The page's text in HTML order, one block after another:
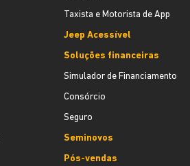
Taxista e Motorista de App
Jeep Acessível
Soluções financeiras
Simulador de Financiamento
Consórcio
Seguro
Seminovos
Pós-vendas